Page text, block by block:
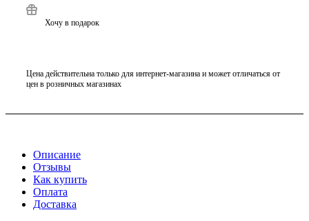
Хочу в подарок
Цена действительна только для интернет-магазина и может отличаться от
цен в розничных магазинах
Описание
Отзывы
Как купить
Оплата
Доставка